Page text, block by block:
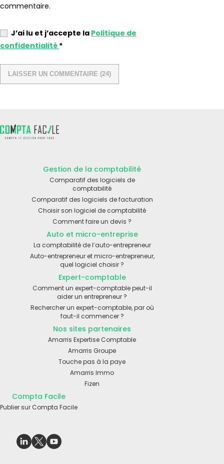
commentaire.
J’ai lu et j’accepte la Politique de
confidentialité *
Gestion de la comptabilité
Comparatif des logiciels de
comptabilité
Comparatif des logiciels de facturation
Choisir son logiciel de comptabilité
Comment faire un devis ?
Auto et micro-entreprise
La comptabilité de l’auto-entrepreneur
Auto-entrepreneur et micro-entrepreneur,
quel logiciel choisir ?
Expert-comptable
Comment un expert-comptable peut-il
aider un entrepreneur ?
Rechercher un expert-comptable, par où
faut-il commencer ?
Nos sites partenaires
Amarris Expertise Comptable
Amarris Groupe
Touche pas à la paye
Amarris Immo
Fizen
Compta Facile
Publier sur Compta Facile